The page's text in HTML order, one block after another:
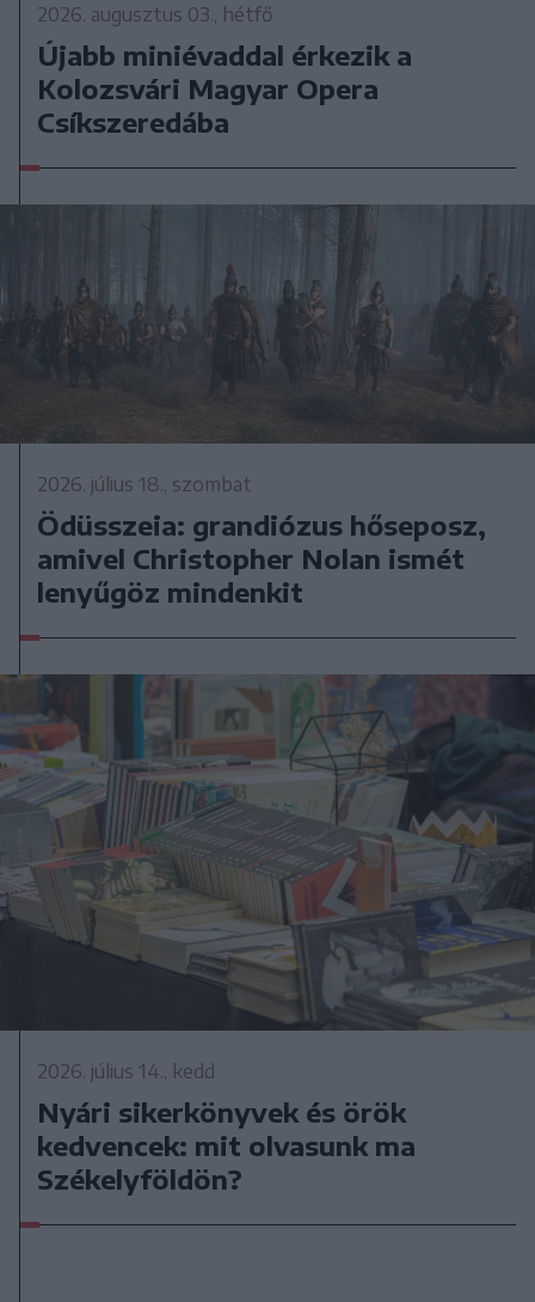
2026. augusztus 03., hétfő
Újabb miniévaddal érkezik a
Kolozsvári Magyar Opera
Csíkszeredába
2026. július 18., szombat
Ödüsszeia: grandiózus hőseposz,
amivel Christopher Nolan ismét
lenyűgöz mindenkit
2026. július 14., kedd
Nyári sikerkönyvek és örök
kedvencek: mit olvasunk ma
Székelyföldön?